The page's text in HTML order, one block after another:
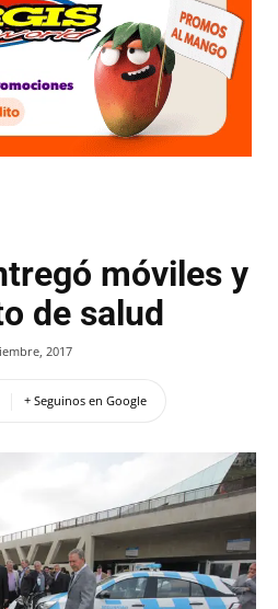
móviles y
de salud
2017
+ Seguinos en Google